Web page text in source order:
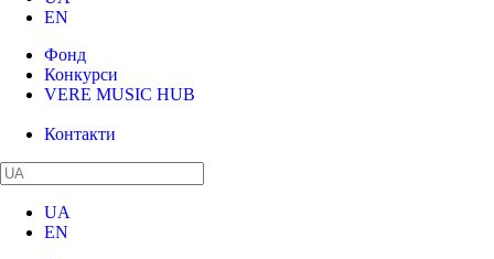
EN
Фонд
Конкурси
VERE MUSIC HUB
Контакти
UA
EN